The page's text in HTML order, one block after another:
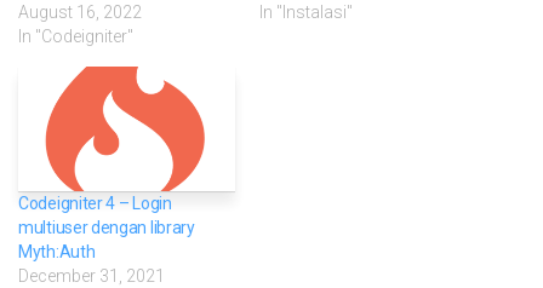
August 16, 2022
In "Codeigniter"
In "Instalasi"
Codeigniter 4 – Login
multiuser dengan library
Myth:Auth
December 31, 2021